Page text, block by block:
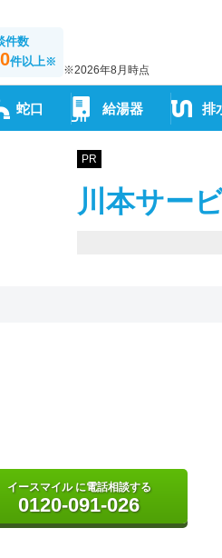
件数
件以上※
※2026年8月時点
蛇口 給湯器 排
PR
川本サー
イースマイル に電話相談する
0120-091-026